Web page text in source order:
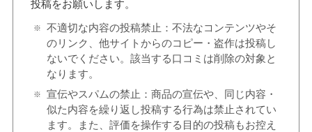
投稿をお願いします。
不適切な内容の投稿禁止：不法なコンテンツやそ
のリンク、他サイトからのコピー・盗作は投稿し
ないでください。該当する口コミは削除の対象と
なります。
宣伝やスパムの禁止：商品の宣伝や、同じ内容・
似た内容を繰り返し投稿する行為は禁止されてい
ます。また、評価を操作する目的の投稿もお控え